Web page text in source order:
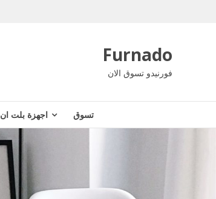
Furnado
فورنيدو تسوق الان
تسوق اجهزة بلت ان